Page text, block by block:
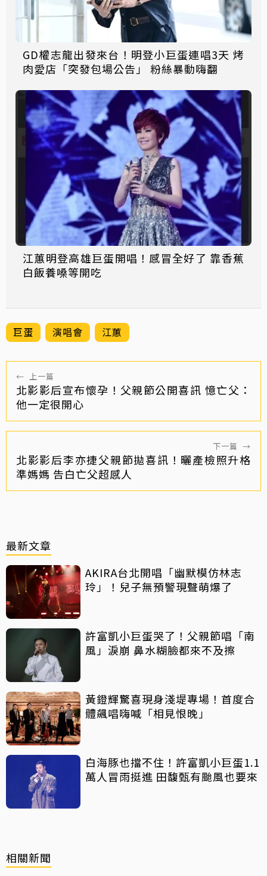
GD權志龍出發來台！明登小巨蛋連唱3天 烤
肉愛店「突發包場公告」 粉絲暴動嗨翻
江蕙明登高雄巨蛋開唱！感冒全好了 靠香蕉
白飯養嗓等開吃
巨蛋 演唱會 江蕙
← 上一篇
北影影后宣布懷孕！父親節公開喜訊 憶亡父：
他一定很開心
下一篇 →
北影影后李亦捷父親節拋喜訊！曬產檢照升格
準媽媽 告白亡父超感人
最新文章
AKIRA台北開唱「幽默模仿林志
玲」！兒子無預警現聲萌爆了
許富凱小巨蛋哭了！父親節唱「南
風」淚崩 鼻水糊臉都來不及擦
黃鐙輝驚喜現身淺堤專場！首度合
體飆唱嗨喊「相見恨晚」
白海豚也擋不住！許富凱小巨蛋1.1
萬人冒雨挺進 田馥甄有颱風也要來
相關新聞